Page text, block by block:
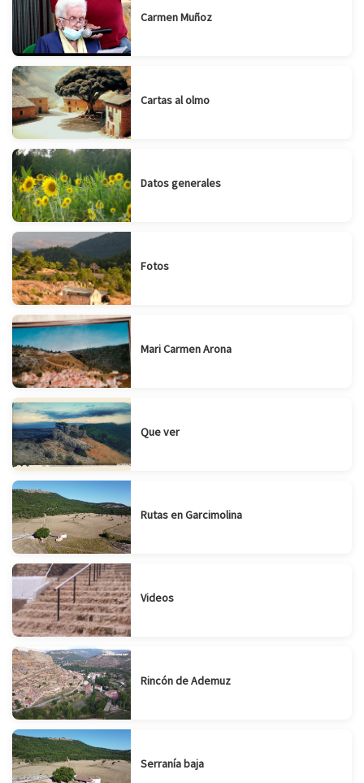
Carmen Muñoz
Cartas al olmo
Datos generales
Fotos
Mari Carmen Arona
Que ver
Rutas en Garcimolina
Videos
Rincón de Ademuz
Serranía baja